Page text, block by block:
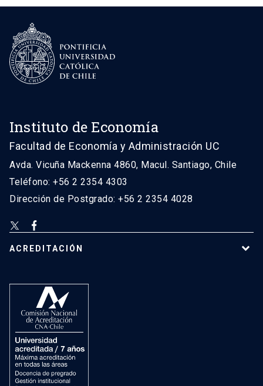
Instituto de Economía
Facultad de Economía y Administración UC
Avda. Vicuña Mackenna 4860, Macul. Santiago, Chile
Teléfono: +56 2 2354 4303
Dirección de Postgrado: +56 2 2354 4028
ACREDITACIÓN